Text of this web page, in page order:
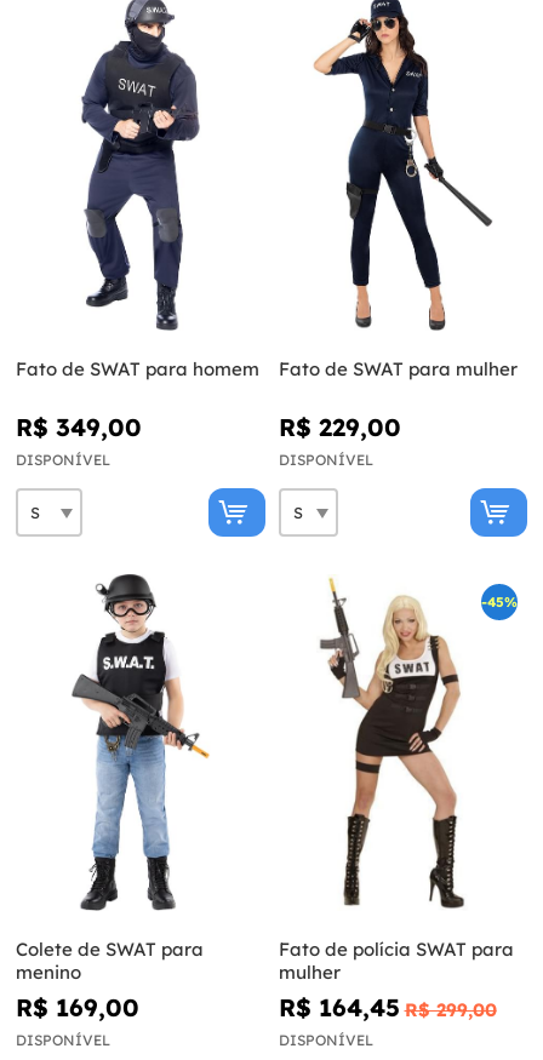
Fato de SWAT para homem
R$ 349,00
DISPONÍVEL
Fato de SWAT para mulher
R$ 229,00
DISPONÍVEL
Colete de SWAT para
menino
R$ 169,00
DISPONÍVEL
-45%
Fato de polícia SWAT para
mulher
R$ 164,45 R$ 299,00
DISPONÍVEL